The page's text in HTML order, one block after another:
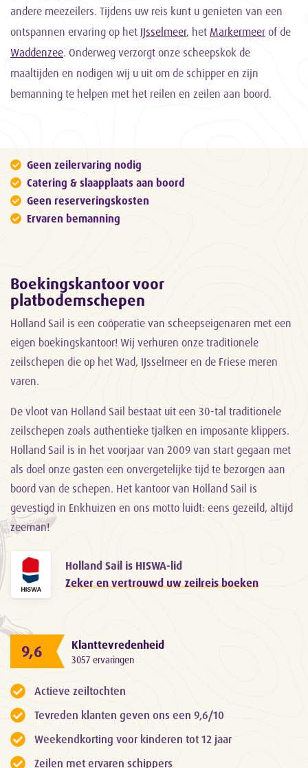
andere meezeilers. Tijdens uw reis kunt u genieten van een
ontspannen ervaring op het IJsselmeer, het Markermeer of de
Waddenzee. Onderweg verzorgt onze scheepskok de
maaltijden en nodigen wij u uit om de schipper en zijn
bemanning te helpen met het reilen en zeilen aan boord.
Geen zeilervaring nodig
Catering & slaapplaats aan boord
Geen reserveringskosten
Ervaren bemanning
Boekingskantoor voor
platbodemschepen
Holland Sail is een coöperatie van scheepseigenaren met een
eigen boekingskantoor! Wij verhuren onze traditionele
zeilschepen die op het Wad, IJsselmeer en de Friese meren
varen.
De vloot van Holland Sail bestaat uit een 30-tal traditionele
zeilschepen zoals authentieke tjalken en imposante klippers.
Holland Sail is in het voorjaar van 2009 van start gegaan met
als doel onze gasten een onvergetelijke tijd te bezorgen aan
boord van de schepen. Het kantoor van Holland Sail is
gevestigd in Enkhuizen en ons motto luidt: eens gezeild, altijd
zeeman!
Holland Sail is HISWA-lid
Zeker en vertrouwd uw zeilreis boeken
9,6 Klanttevredenheid
3057 ervaringen
Actieve zeiltochten
Tevreden klanten geven ons een 9,6/10
Weekendkorting voor kinderen tot 12 jaar
Zeilen met ervaren schippers